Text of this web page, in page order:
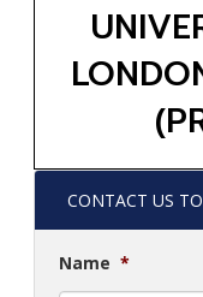
CONTACT US
Name *